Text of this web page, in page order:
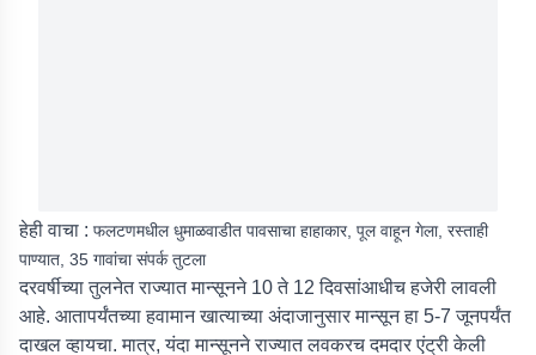
हेही वाचा : फलटणमधील धुमाळवाडीत पावसाचा हाहाकार, पूल वाहून गेला, रस्ताही
पाण्यात, 35 गावांचा संपर्क तुटला
दरवर्षीच्या तुलनेत राज्यात मान्सूनने 10 ते 12 दिवसांआधीच हजेरी लावली
आहे. आतापर्यंतच्या हवामान खात्याच्या अंदाजानुसार मान्सून हा 5-7 जूनपर्यंत
दाखल व्हायचा. मात्र, यंदा मान्सूनने राज्यात लवकरच दमदार एंट्री केली